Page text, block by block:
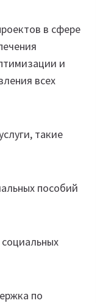
в сфере
и
всех
такие
пособий
по